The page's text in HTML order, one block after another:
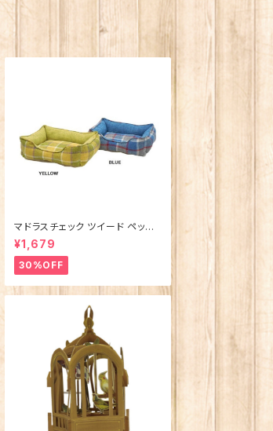
マドラスチェック ツイード ペット
ベッド（犬猫用）M
¥1,679
30%OFF